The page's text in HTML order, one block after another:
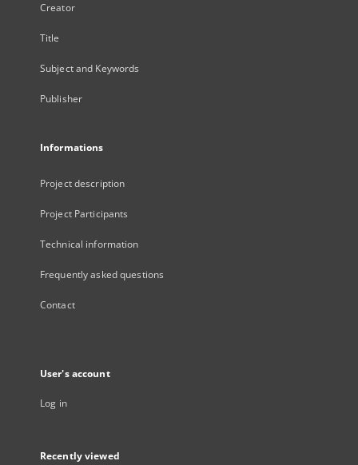
Creator
Title
Subject and Keywords
Publisher
Informations
Project description
Project Participants
Technical information
Frequently asked questions
Contact
User's account
Log in
Recently viewed